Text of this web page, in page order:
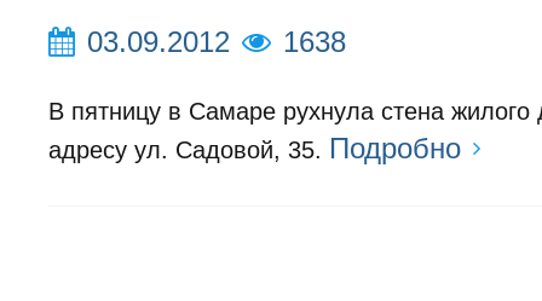
03.09.2012 1638
В пятницу в Самаре рухнула стена жилого
адресу ул. Садовой, 35. Подробно